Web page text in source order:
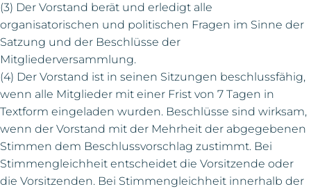
(3) Der Vorstand berät und erledigt alle
organisatorischen und politischen Fragen im Sinne der
Satzung und der Beschlüsse der
Mitgliederversammlung.
(4) Der Vorstand ist in seinen Sitzungen beschlussfähig,
wenn alle Mitglieder mit einer Frist von 7 Tagen in
Textform eingeladen wurden. Beschlüsse sind wirksam,
wenn der Vorstand mit der Mehrheit der abgegebenen
Stimmen dem Beschlussvorschlag zustimmt. Bei
Stimmengleichheit entscheidet die Vorsitzende oder
die Vorsitzenden. Bei Stimmengleichheit innerhalb der